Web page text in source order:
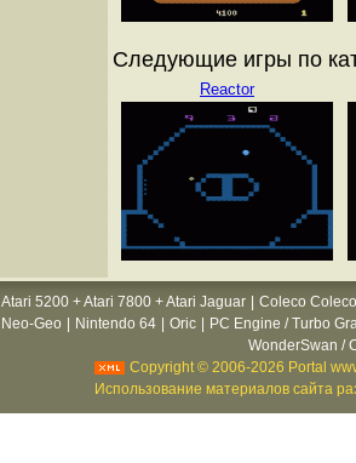
Следующие игры по
Reactor
Atari 5200 + Atari 7800 + Atari Jaguar
Coleco
Neo-Geo Nintendo 64 Oric
PC Engine / Turbo
WonderSwan /
Copyright © 2006-2026 Portal
Использование материалов сайта